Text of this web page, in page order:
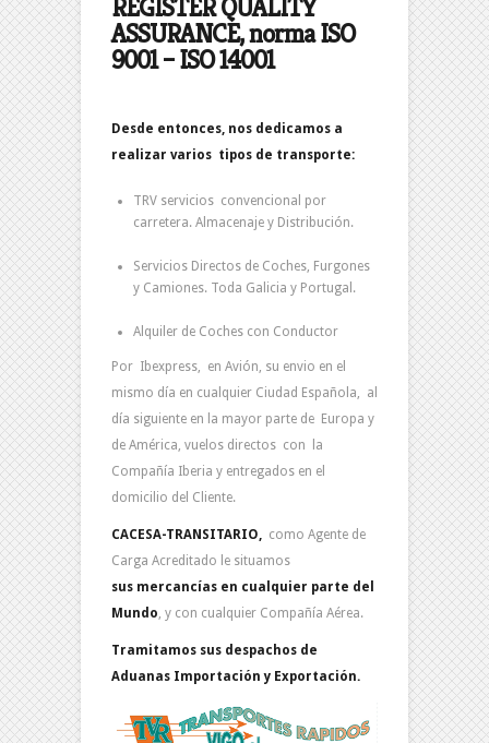
REGISTER QUALITY
ASSURANCE, norma ISO
9001 – ISO 14001
Desde entonces, nos dedicamos a
realizar varios tipos de transporte:
TRV servicios convencional por
carretera. Almacenaje y Distribución.
Servicios Directos de Coches, Furgones
y Camiones. Toda Galicia y Portugal.
Alquiler de Coches con Conductor
Por Ibexpress, en Avión, su envio en el
mismo día en cualquier Ciudad Española, al
día siguiente en la mayor parte de Europa y
de América, vuelos directos con la
Compañía Iberia y entregados en el
domicilio del Cliente.
CACESA-TRANSITARIO, como Agente de
Carga Acreditado le situamos
sus mercancías en cualquier parte del
Mundo, y con cualquier Compañía Aérea.
Tramitamos sus despachos de
Aduanas Importación y Exportación.